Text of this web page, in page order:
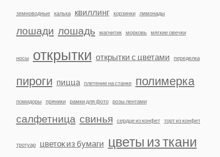
земноводные калька квиллинг корзинки лимонады
лошади лошадь магнитик морковь мягкие овечки
носы открытки открытки с цветами переделка
пироги пицца плетение на станке полимерка
помидоры пряники рамки для фото розы лентами
салфетница свинья сердце из конфет торт из конфет
тротуар цветок из бумаги цветы из ткани